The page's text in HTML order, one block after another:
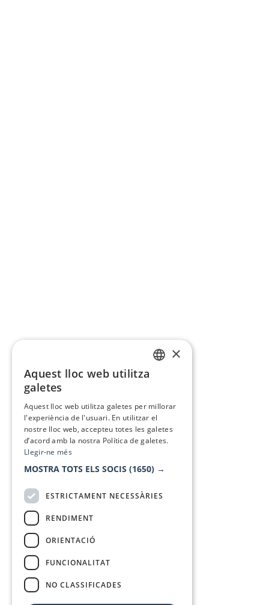
×
Aquest lloc web utilitza
galetes
Aquest lloc web utilitza galetes per millorar
l'experiència de l'usuari. En utilitzar el
nostre lloc web, accepteu totes les galetes
d’acord amb la nostra Política de galetes.
Llegir-ne més
MOSTRA TOTS ELS SOCIS (1650) →
ESTRICTAMENT NECESSÀRIES
RENDIMENT
ORIENTACIÓ
FUNCIONALITAT
NO CLASSIFICADES